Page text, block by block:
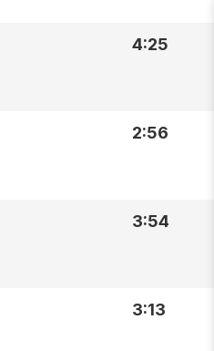
4:25
2:56
3:54
3:13